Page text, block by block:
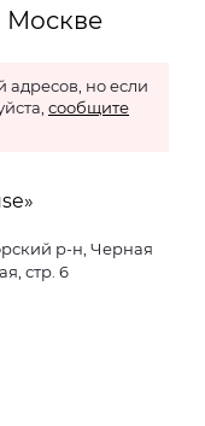
Москве
но если
сообщите
р-н, Черная
стр. 6